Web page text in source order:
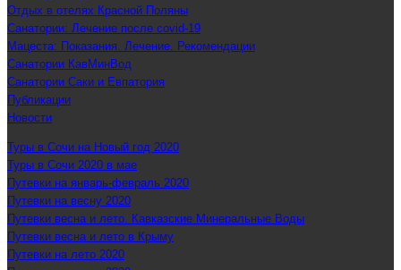
Отдых в отелях Красной Поляны
Санатории: Лечение после covid-19
Мацеста: Показания. Лечение. Рекомендации
Санатории КавМинВод
Санатории Саки и Евпатория
Публикации
Новости
Туры в Сочи на Новый год 2020
Туры в Сочи 2020 в мае
Путевки на январь-февраль 2020
Путевки на весну 2020
Путевки весна и лето. Кавказские Минеральные Воды
Путевки весна и лето в Крыму
Путевки на лето 2020